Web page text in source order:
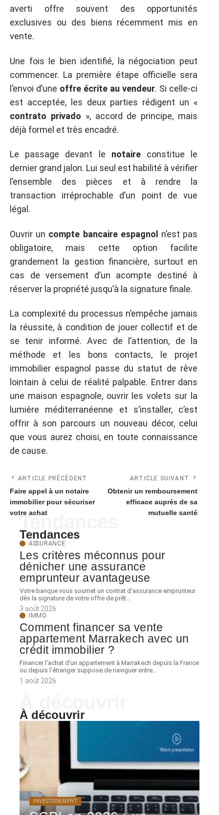
averti offre souvent des opportunités
exclusives ou des biens récemment mis en
vente.
Une fois le bien identifié, la négociation peut
commencer. La première étape officielle sera
l’envoi d’une offre écrite au vendeur. Si celle-ci
est acceptée, les deux parties rédigent un «
contrato privado », accord de principe, mais
déjà formel et très encadré.
Le passage devant le notaireconstitue le
dernier grand jalon. Lui seul est habilité à vérifier
l’ensemble des pièces et à rendre la
transaction irréprochable d’un point de vue
légal.
Ouvrir un compte bancaire espagnol n’est pas
obligatoire, mais cette option facilite
grandement la gestion financière, surtout en
cas de versement d’un acompte destiné à
réserver la propriété jusqu’à la signature finale.
La complexité du processus n’empêche jamais
la réussite, à condition de jouer collectif et de
se tenir informé. Avec de l’attention, de la
méthode et les bons contacts, le projet
immobilier espagnol passe du statut de rêve
lointain à celui de réalité palpable. Entrer dans
une maison espagnole, ouvrir les volets sur la
lumière méditerranéenne et s’installer, c’est
offrir à son parcours un nouveau décor, celui
que vous aurez choisi, en toute connaissance
de cause.
ARTICLE PRÉCÉDENT
Faire appel à un notaire
immobilier pour sécuriser
votre achat
ARTICLE SUIVANT
Obtenir un remboursement
efficace auprès de sa
mutuelle santé
Tendances
Tendances
ASSURANCE
Les critères méconnus pour
dénicher une assurance
emprunteur avantageuse
Votre banque vous soumet un contrat d'assurance emprunteur
dès la signature de votre offre de prêt…
3 août 2026
IMMO
Comment financer sa vente
appartement Marrakech avec un
crédit immobilier ?
Financer l'achat d'un appartement à Marrakech depuis la France
ou depuis l'étranger suppose de naviguer entre…
1 août 2026
À découvrir
INVESTISSEMENT